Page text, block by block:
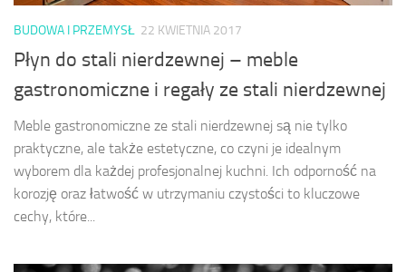
BUDOWA I PRZEMYSŁ 22 KWIETNIA 2017
Płyn do stali nierdzewnej – meble
gastronomiczne i regały ze stali nierdzewnej
Meble gastronomiczne ze stali nierdzewnej są nie tylko
praktyczne, ale także estetyczne, co czyni je idealnym
wyborem dla każdej profesjonalnej kuchni. Ich odporność na
korozję oraz łatwość w utrzymaniu czystości to kluczowe
cechy, które...